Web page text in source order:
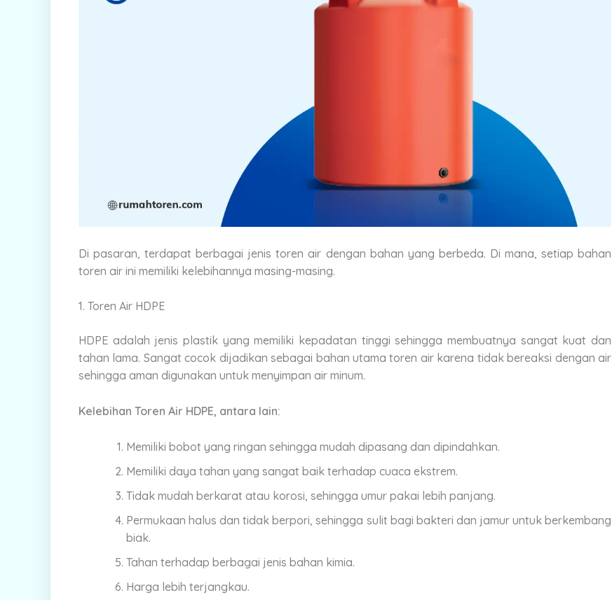
Di pasaran, terdapat berbagai jenis toren air dengan bahan yang berbeda. Di mana, setiap bahan
toren air ini memiliki kelebihannya masing-masing.
1. Toren Air HDPE
HDPE adalah jenis plastik yang memiliki kepadatan tinggi sehingga membuatnya sangat kuat dan
tahan lama. Sangat cocok dijadikan sebagai bahan utama toren air karena tidak bereaksi dengan air
sehingga aman digunakan untuk menyimpan air minum.
Kelebihan Toren Air HDPE, antara lain:
Memiliki bobot yang ringan sehingga mudah dipasang dan dipindahkan.
Memiliki daya tahan yang sangat baik terhadap cuaca ekstrem.
Tidak mudah berkarat atau korosi, sehingga umur pakai lebih panjang.
Permukaan halus dan tidak berpori, sehingga sulit bagi bakteri dan jamur untuk berkembang
biak.
Tahan terhadap berbagai jenis bahan kimia.
Harga lebih terjangkau.